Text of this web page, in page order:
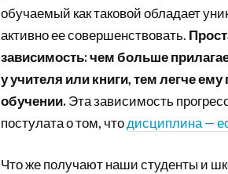
обучаемый как таковой обладает
активно ее совершенствовать.
зависимость: чем больше
у учителя или книги, тем легче
обучении.Эта зависимость
постулата о том, чтодисциплина —
Что же получают наши студенты и